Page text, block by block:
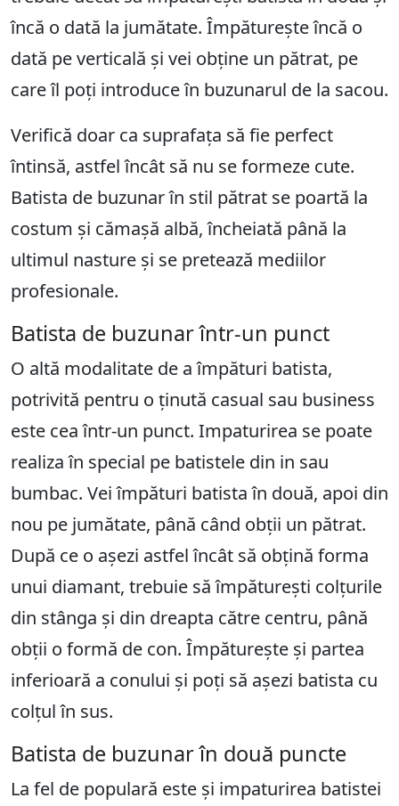
încă o dată la jumătate. Împăturește încă o
dată pe verticală și vei obține un pătrat, pe
care îl poți introduce în buzunarul de la sacou.
Verifică doar ca suprafața să fie perfect
întinsă, astfel încât să nu se formeze cute.
Batista de buzunar în stil pătrat se poartă la
costum și cămașă albă, încheiată până la
ultimul nasture și se pretează mediilor
profesionale.
Batista de buzunar într-un punct
O altă modalitate de a împături batista,
potrivită pentru o ținută casual sau business
este cea într-un punct. Impaturirea se poate
realiza în special pe batistele din in sau
bumbac. Vei împături batista în două, apoi din
nou pe jumătate, până când obții un pătrat.
După ce o așezi astfel încât să obțină forma
unui diamant, trebuie să împăturești colțurile
din stânga și din dreapta către centru, până
obții o formă de con. Împăturește și partea
inferioară a conului și poți să așezi batista cu
colțul în sus.
Batista de buzunar în două puncte
La fel de populară este și impaturirea batistei